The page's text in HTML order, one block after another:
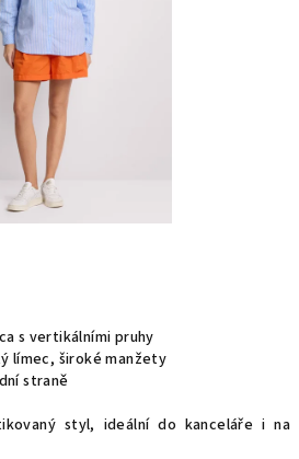
s vertikálními pruhy
límec, široké manžety
straně
styl, ideální do kanceláře i na